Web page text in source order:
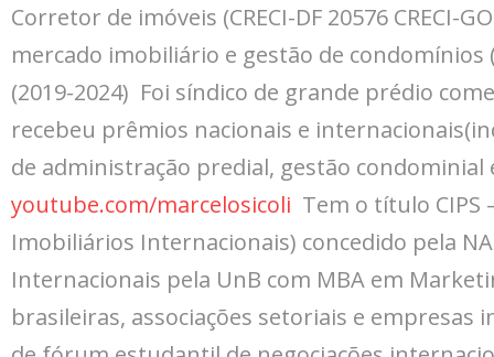
Corretor de imóveis (CRECI-DF 20576
mercado imobiliário e gestão de condomínios
(2019-2024) Foi síndico de grande prédio
recebeu prêmios nacionais e
de administração predial, gestão
youtube.com/marcelosicoli Tem o título CIPS
Imobiliários Internacionais) concedido pela
Internacionais pela UnB com MBA em
brasileiras, associações setoriais e empresas